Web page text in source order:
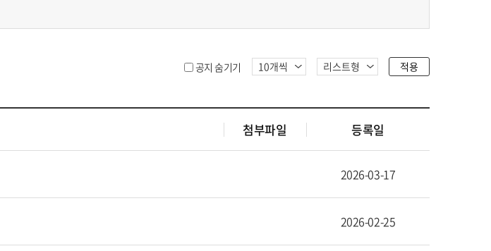
공지 숨기기 적용
첨부파일 등록일
2026-03-17
2026-02-25